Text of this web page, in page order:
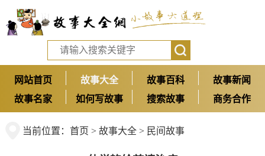
网站首页 故事大全 故事百科
故事新闻
故事名家
如何写故事 搜索故事 商务合作
当前位置： 首页 > 故事大全> 民间故事